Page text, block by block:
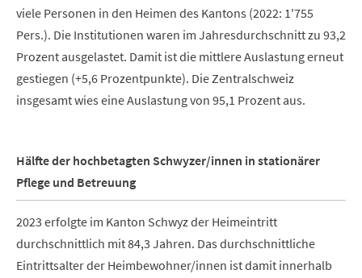
viele Personen in den Heimen des Kantons (2022: 1'755
Pers.). Die Institutionen waren im Jahresdurchschnitt zu 93,2
Prozent ausgelastet. Damit ist die mittlere Auslastung erneut
gestiegen (+5,6 Prozentpunkte). Die Zentralschweiz
insgesamt wies eine Auslastung von 95,1 Prozent aus.
Hälfte der hochbetagten Schwyzer/innen in stationärer
Pflege und Betreuung
2023 erfolgte im Kanton Schwyz der Heimeintritt
durchschnittlich mit 84,3 Jahren. Das durchschnittliche
Eintrittsalter der Heimbewohner/innen ist damit innerhalb